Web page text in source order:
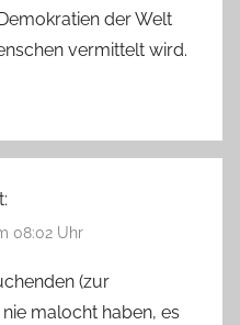
der Welt
vermittelt wird.
08:02 Uhr
(zur
malocht haben, es